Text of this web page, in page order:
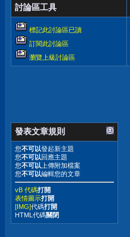
討論區工具
標記此討論區已讀
訂閱此討論區
瀏覽上級討論區
發表文章規則
您不可以發起新主題
您不可以回應主題
您不可以 上傳附加檔案
您不可以編輯您的文章
vB 代碼打開
表情圖示打開
[IMG]代碼打開
HTML代碼關閉